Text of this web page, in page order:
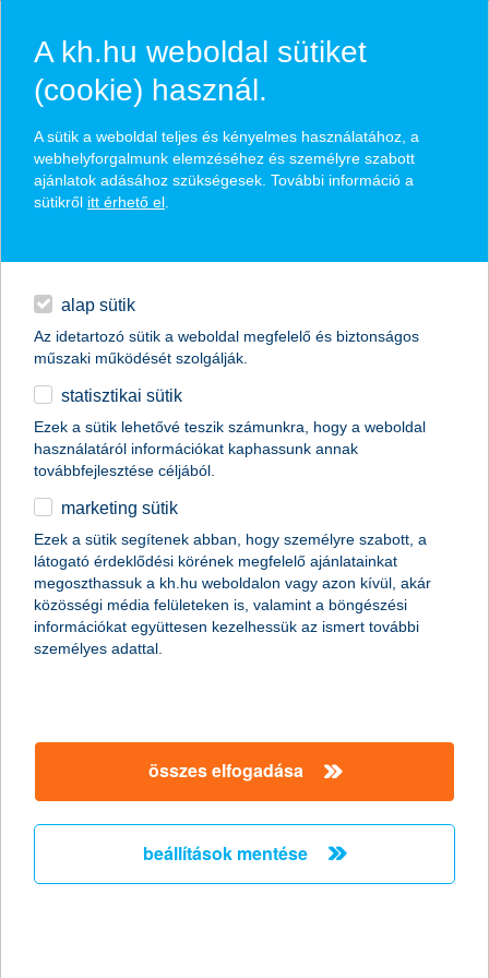
English
hírek és hivatalos
közzétételek
A legjobb kereskedelemfinanszírozási
bank címet kapta a K&H Bank
Magyarországon
A Global Finance magazin ismét a K&H Banknak ítélte a legjobb
kereskedelemfinanszírozási bank címet Magyarországon (Best
Trade Finance Provider in Hungary 2011).
A kh.hu weboldal sütiket
(cookie) használ.
A sütik a weboldal teljes és kényelmes használatához, a
webhelyforgalmunk elemzéséhez és személyre szabott
ajánlatok adásához szükségesek. További információ a
sütikről itt érhető el
alap sütik
Az idetartozó sütik a weboldal megfelelő és biztonságos
műszaki működését szolgálják.
statisztikai sütik
Ezek a sütik lehetővé teszik számunkra, hogy a weboldal
használatáról információkat kaphassunk annak
továbbfejlesztése céljából.
marketing sütik
Ezek a sütik segítenek abban, hogy személyre szabott, a
látogató érdeklődési körének megfelelő ajánlatainkat
megoszthassuk a kh.hu weboldalon vagy azon kívül, akár
közösségi média felületeken is, valamint a böngészési
információkat együttesen kezelhessük az ismert további
személyes adattal.
összes elfogadása
beállítások mentése